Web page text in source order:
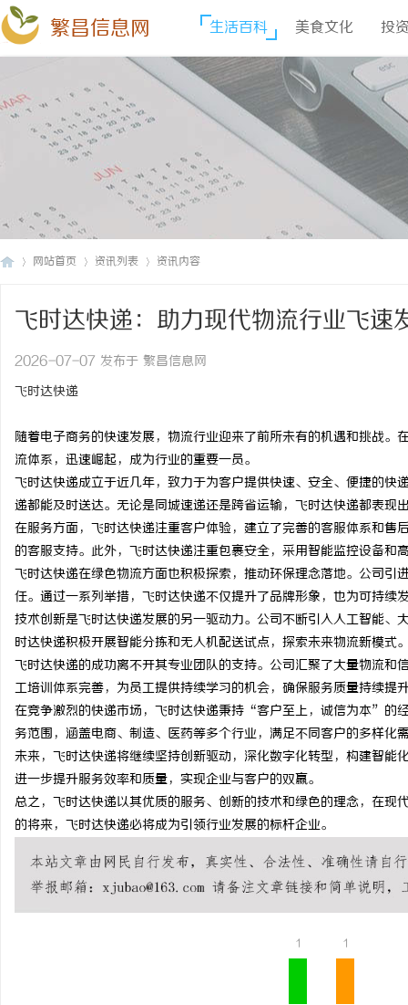
繁昌信息网 生活百科 美食文化 投
网站首页 资讯列表 资讯内容
飞时达快递：助力现代物流行业飞速
2026-07-07 发布于 繁昌信息网
飞时达快递
随着电子商务的快速发展，物流行业迎来了前所未有的机遇和挑战
流体系，迅速崛起，成为行业的重要一员。
飞时达快递成立于近几年，致力于为客户提供快速、安全、便捷的
递都能及时送达。无论是同城速递还是跨省运输，飞时达快递都表现
在服务方面，飞时达快递注重客户体验，建立了完善的客服体系和
的客服支持。此外，飞时达快递注重包裹安全，采用智能监控设备
飞时达快递在绿色物流方面也积极探索，推动环保理念落地。公司
任。通过一系列举措，飞时达快递不仅提升了品牌形象，也为可持续
技术创新是飞时达快递发展的另一驱动力。公司不断引入人工智能
时达快递积极开展智能分拣和无人机配送试点，探索未来物流新模式
飞时达快递的成功离不开其专业团队的支持。公司汇聚了大量物流
工培训体系完善，为员工提供持续学习的机会，确保服务质量持续提
在竞争激烈的快递市场，飞时达快递秉持“客户至上，诚信为本”的
务范围，涵盖电商、制造、医药等多个行业，满足不同客户的多样化
未来，飞时达快递将继续坚持创新驱动，深化数字化转型，构建智
进一步提升服务效率和质量，实现企业与客户的双赢。
总之，飞时达快递以其优质的服务、创新的技术和绿色的理念，在
的将来，飞时达快递必将成为引领行业发展的标杆企业。
1 1
770FE20耐磨改性颗粒
命性材料